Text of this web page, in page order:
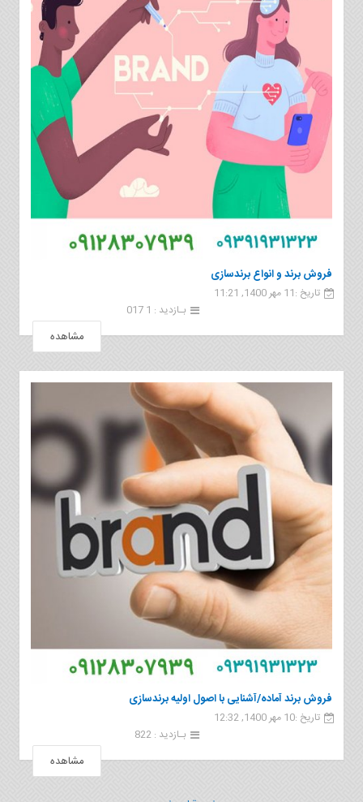
فروش برند و انواع برندسازی
تاریخ :11 مهر 1400, 11:21
بـازدید : 1 017
مشاهده
فروش برند آماده/آشنایی با اصول اولیه‌ برندسازی
تاریخ :10 مهر 1400, 12:32
بـازدید : 822
مشاهده